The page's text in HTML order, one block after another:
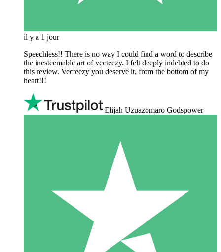
il y a 1 jour
Speechless!! There is no way I could find a word to describe
the inesteemable art of vecteezy. I felt deeply indebted to do
this review. Vecteezy you deserve it, from the bottom of my
heart!!!
Elijah Uzuazomaro Godspower